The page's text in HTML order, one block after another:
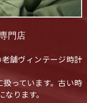
門店
舗ヴィンテージ時計
っています。古い時
ります。